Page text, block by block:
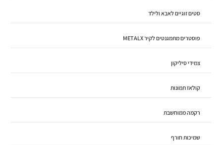
סטים זוגיים לאבא ולילד
פוסטרים מתמגנטים לקיר METALX
צמידי סיליקון
קולאז תמונות
רקמה ממוחשבת
שמיכות חורף